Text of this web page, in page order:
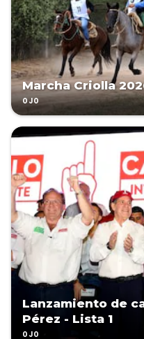
Marcha Criolla
OJO
Lanzamiento de
Pérez - Lista 1
OJO